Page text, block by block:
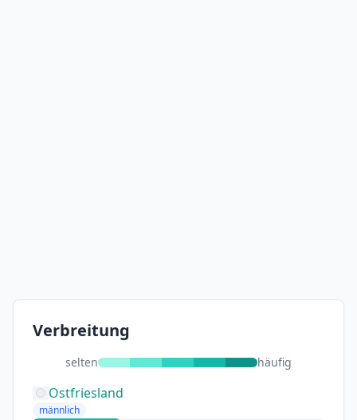
Verbreitung
selten häufig
Ostfriesland
männlich